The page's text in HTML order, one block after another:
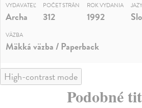
VYDAVATEĽ
Archa
POČET STRÁN
312
ROK VYDANIA
1992
VÄZBA
Mäkká väzba / Paperback
High-contrast mode
Podobné